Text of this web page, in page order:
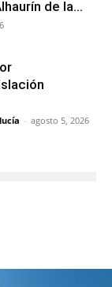
de la...
- agosto 5, 2026